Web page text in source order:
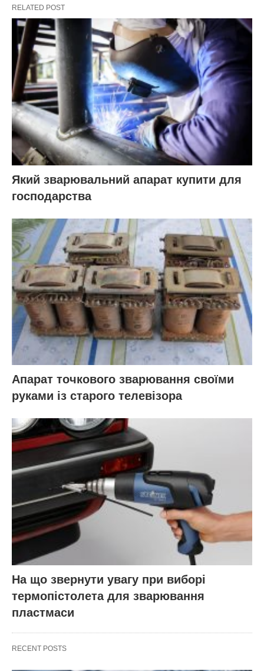
RELATED POST
Який зварювальний апарат купити для
господарства
Апарат точкового зварювання своїми
руками із старого телевізора
На що звернути увагу при виборі
термопістолета для зварювання
пластмаси
RECENT POSTS